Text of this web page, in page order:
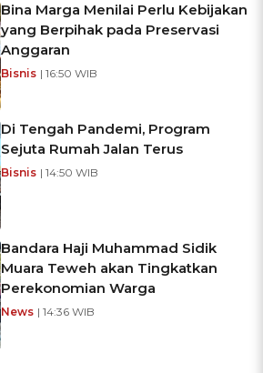
Bina Marga Menilai Perlu Kebijakan
yang Berpihak pada Preservasi
Anggaran
Bisnis | 16:50 WIB
Di Tengah Pandemi, Program
Sejuta Rumah Jalan Terus
Bisnis | 14:50 WIB
Bandara Haji Muhammad Sidik
Muara Teweh akan Tingkatkan
Perekonomian Warga
News | 14:36 WIB